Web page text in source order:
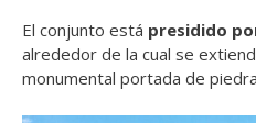
El conjunto está presidido
alrededor de la cual se
monumental portada de